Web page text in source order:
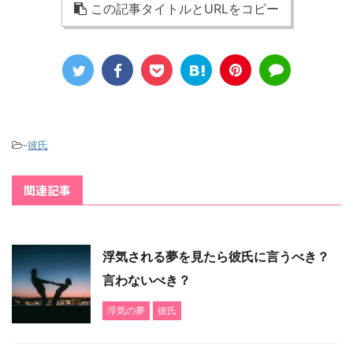
この記事タイトルとURLをコピー
-彼氏
関連記事
浮気される夢を見たら彼氏に言うべき？
言わないべき？
浮気の夢 彼氏